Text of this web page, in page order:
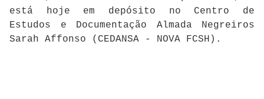
está hoje em depósito no Centro de
Estudos e Documentação Almada Negreiros
Sarah Affonso (CEDANSA - NOVA FCSH).